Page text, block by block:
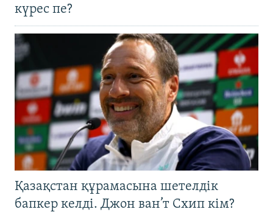
күрес пе?
Қазақстан құрамасына шетелдік
бапкер келді. Джон ван’т Схип кім?